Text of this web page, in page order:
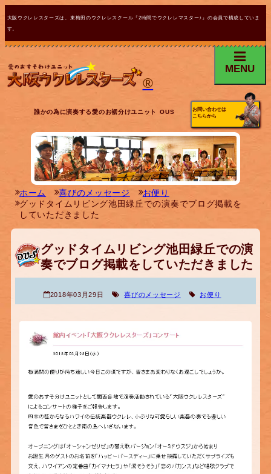
大阪ウクレレスターズは、東梅田のウクレレスクール『2時間でウクレレマスター♪』の会員で構成していま
す。
®
MENU
誰かの為に演奏する愛のお裾分けユニット OUS
お問い合わせは
こちらから
ホーム 喜びのメッセージ
お便り
グッドタイムリビング池田緑丘での演奏でブログ掲載を
していただきました
グッドタイムリビング池田緑丘での演
奏でブログ掲載をしていただきました
2018年03月29日 喜びのメッセージ お便り